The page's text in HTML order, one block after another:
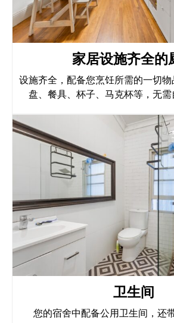
家居设施齐全的
设施齐全，配备您烹饪所需的一切物
盘、餐具、杯子、马克杯等，无需
卫生间
您的宿舍中配备公用卫生间，还